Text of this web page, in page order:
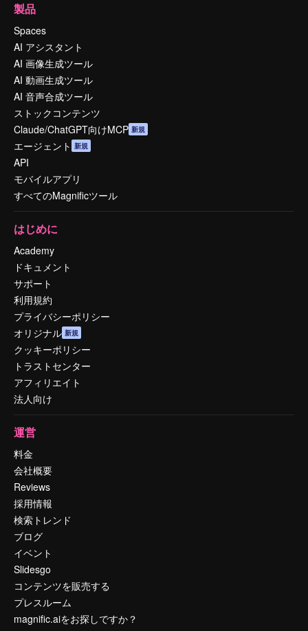
製品
Spaces
AI アシスタント
AI 画像生成ツール
AI 動画生成ツール
AI 音声合成ツール
ストックコンテンツ
Claude/ChatGPT向けMCP 新規
エージェント 新規
API
モバイルアプリ
すべてのMagnificツール
はじめに
Academy
ドキュメント
サポート
利用規約
プライバシーポリシー
オリジナル 新規
クッキーポリシー
トラストセンター
アフィリエイト
法人向け
運営
料金
会社概要
Reviews
採用情報
検索トレンド
ブログ
イベント
Slidesgo
コンテンツを販売する
プレスルーム
magnific.aiをお探しですか？